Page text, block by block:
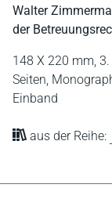
Walter
der
148 X 220 mm,
Seiten,
Einband
aus der Reihe: